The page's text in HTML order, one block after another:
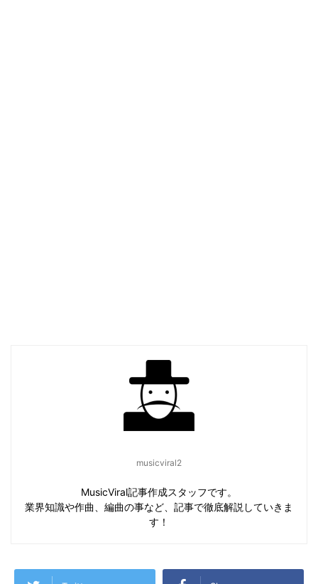
musicviral2
MusicViral記事作成スタッフです。
業界知識や作曲、編曲の事など、記事で徹底解説していきま
す！